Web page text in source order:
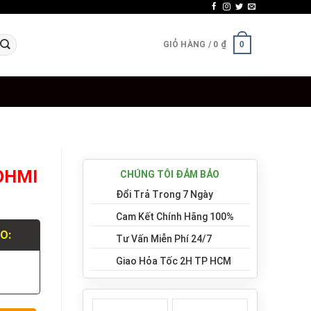
GIỎ HÀNG / 0 ₫ 0
CHÚNG TÔI ĐẢM BẢO
Đổi Trả Trong 7 Ngày
Cam Kết Chính Hãng 100%
Tư Vấn Miễn Phí 24/7
Giao Hỏa Tốc 2H TP HCM